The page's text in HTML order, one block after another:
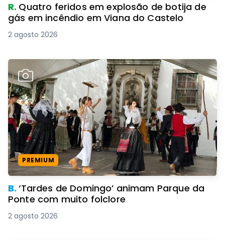
R. Quatro feridos em explosão de botija de
gás em incêndio em Viana do Castelo
2 agosto 2026
PREMIUM
B.‘Tardes de Domingo’ animam Parque da
Ponte com muito folclore
2 agosto 2026